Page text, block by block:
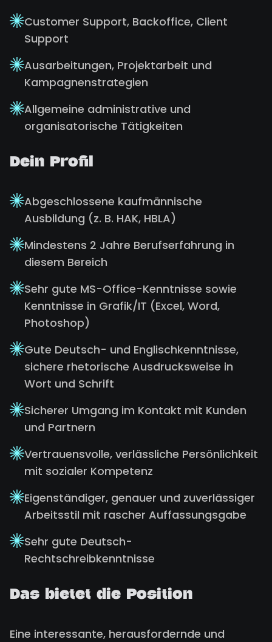
Customer Support, Backoffice, Client
Support
Ausarbeitungen, Projektarbeit und
Kampagnenstrategien
Allgemeine administrative und
organisatorische Tätigkeiten
Dein Profil
Abgeschlossene kaufmännische
Ausbildung (z. B. HAK, HBLA)
Mindestens 2 Jahre Berufserfahrung in
diesem Bereich
Sehr gute MS-Office-Kenntnisse sowie
Kenntnisse in Grafik/IT (Excel, Word,
Photoshop)
Gute Deutsch- und Englischkenntnisse,
sichere rhetorische Ausdrucksweise in
Wort und Schrift
Sicherer Umgang im Kontakt mit Kunden
und Partnern
Vertrauensvolle, verlässliche Persönlichkeit
mit sozialer Kompetenz
Eigenständiger, genauer und zuverlässiger
Arbeitsstil mit rascher Auffassungsgabe
Sehr gute Deutsch-
Rechtschreibkenntnisse
Das bietet die Position
Eine interessante, herausfordernde und